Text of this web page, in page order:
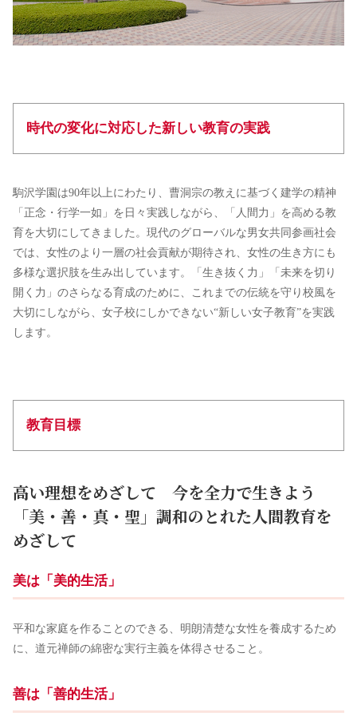
時代の変化に対応した新しい教育の実践
駒沢学園は90年以上にわたり、曹洞宗の教えに基づく建学の精神
「正念・行学一如」を日々実践しながら、「人間力」を高める教
育を大切にしてきました。現代のグローバルな男女共同参画社会
では、女性のより一層の社会貢献が期待され、女性の生き方にも
多様な選択肢を生み出しています。「生き抜く力」「未来を切り
開く力」のさらなる育成のために、これまでの伝統を守り校風を
大切にしながら、女子校にしかできない“新しい女子教育”を実践
します。
教育目標
高い理想をめざして 今を全力で生きよう
「美・善・真・聖」調和のとれた人間教育を
めざして
美は「美的生活」
平和な家庭を作ることのできる、明朗清楚な女性を養成するため
に、道元禅師の綿密な実行主義を体得させること。
善は「善的生活」